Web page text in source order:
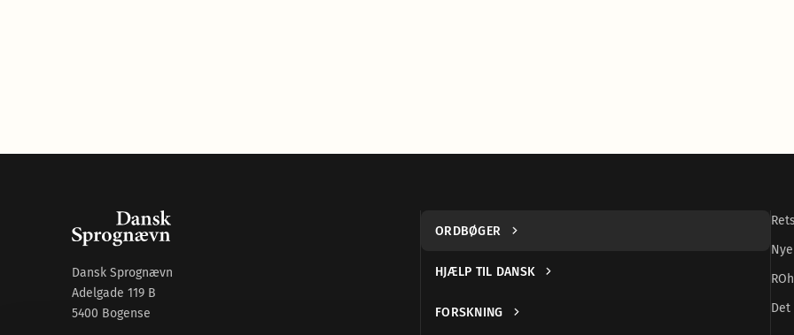
Dansk Sprognævn
Adelgade 119 B
5400 Bogense
ORDBØGER
HJÆLP TIL DANSK
FORSKNING